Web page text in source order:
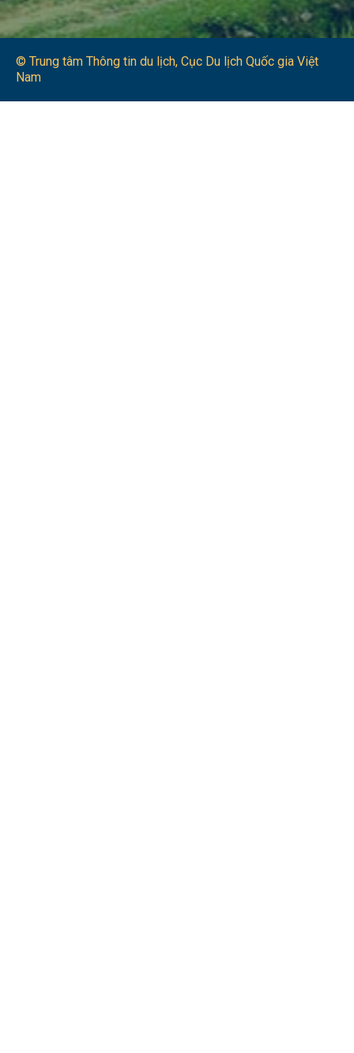
© Trung tâm Thông tin du lịch​, Cục Du lịch Quốc gia Việt
Nam